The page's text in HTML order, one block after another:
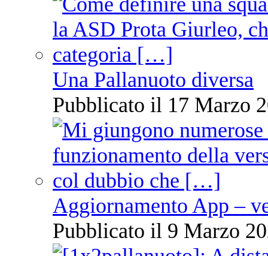
Una Pallanuoto diversa
Pubblicato il 17 Marzo
Aggiornamento App –
Pubblicato il 9 Marzo